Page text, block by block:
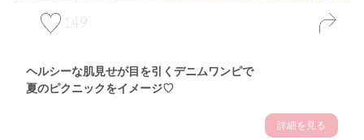
149
ヘルシーな肌見せが目を引くデニムワンピで
夏のピクニックをイメージ♡
詳細を見る